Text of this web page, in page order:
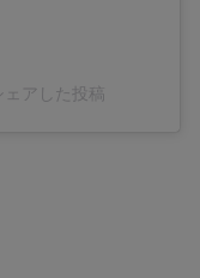
アした投稿